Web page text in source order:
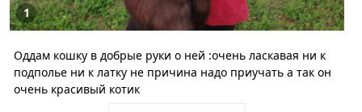
1
Оддам кошку в добрые руки о ней :очень ласкавая ни к
подполье ни к латку не причина надо приучать а так он
очень красивый котик